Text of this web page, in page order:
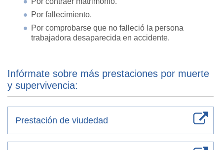
Por fallecimiento.
Por comprobarse que no falleció la persona
trabajadora desaparecida en accidente.
Infórmate sobre más prestaciones por muerte
y supervivencia:
Prestación de viudedad